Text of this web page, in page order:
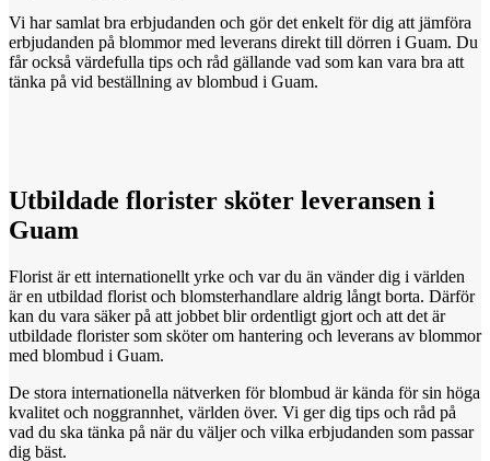
Vi har samlat bra erbjudanden och gör det enkelt för dig att jämföra
erbjudanden på blommor med leverans direkt till dörren i Guam. Du
får också värdefulla tips och råd gällande vad som kan vara bra att
tänka på vid beställning av blombud i Guam.
Utbildade florister sköter leveransen i
Guam
Florist är ett internationellt yrke och var du än vänder dig i världen
är en utbildad florist och blomsterhandlare aldrig långt borta. Därför
kan du vara säker på att jobbet blir ordentligt gjort och att det är
utbildade florister som sköter om hantering och leverans av blommor
med blombud i Guam.
De stora internationella nätverken för blombud är kända för sin höga
kvalitet och noggrannhet, världen över. Vi ger dig tips och råd på
vad du ska tänka på när du väljer och vilka erbjudanden som passar
dig bäst.